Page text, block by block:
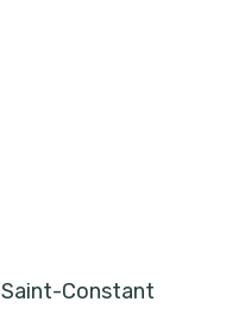
Saint-Constant